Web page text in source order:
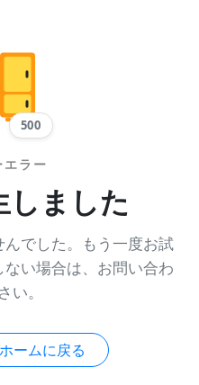
500
ラー
しました
でした。もう一度お試
い場合は、お問い合わ
い。
ホームに戻る